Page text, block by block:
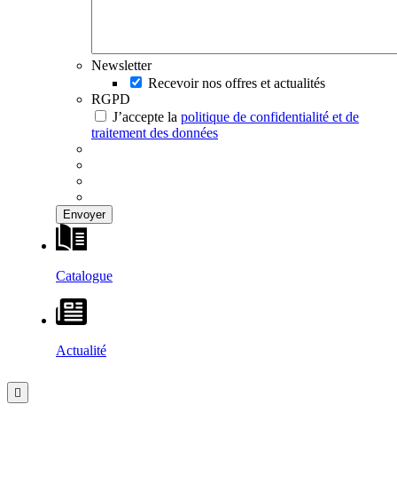
Newsletter
Recevoir nos offres et actualités
RGPD
J’accepte la politique de confidentialité et de
traitement des données
Catalogue
Actualité